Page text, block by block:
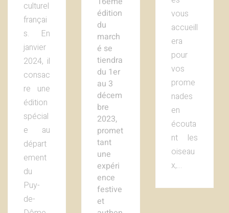
culturel
françai
s. En
janvier
2024, il
consac
re une
édition
spécial
e au
départ
ement
du
Puy-
de-
édition
du
march
é se
tiendra
du 1er
au 3
décem
bre
2023,
promet
tant
une
expéri
ence
festive
et
vous
accueill
era
pour
vos
prome
nades
en
écouta
nt les
oiseau
x,…